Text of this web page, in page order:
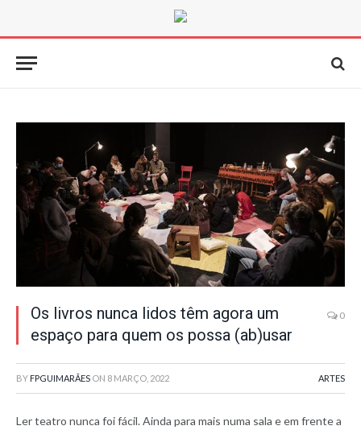
Os livros nunca lidos têm agora um
espaço para quem os possa (ab)usar
0
BY FPGUIMARÃES ON 8 MARÇO, 2022 ARTES
Ler teatro nunca foi fácil. Ainda para mais numa sala e em frente a